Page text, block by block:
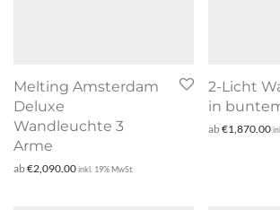
Melting Amsterdam
Deluxe
Wandleuchte 3
Arme
ab€2,090.00inkl. 19% MwSt.
2-Licht
in
ab€1,870.00